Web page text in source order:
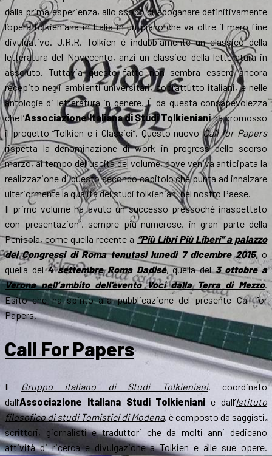
dalla prima esperienza, allo scopo di sdoganare definitivamente
l’opera tolkieniana in Italia in un piano che va oltre il mero fine
divulgativo. J.R.R. Tolkien è indubbiamente un classico della
letteratura del Novecento, anzi un classico della letteratura in
assoluto. Tuttavia questo fatto non sembra essere ancora
recepito negli ambienti universitari, soprattutto italiani, e nelle
antologie di letteratura in genere. È da questa consapevolezza
che l’Associazione Italiana di Studi Tolkienianiha promosso
il progetto “Tolkien e i Classici”. Questo nuovoCall for Papers
rispetta la denominazione di work in progress dello scorso
marzo, ai tempo dell’uscita del volume, dove veniva anticipata la
realizzazione di questo secondo capitolo che punta ad innalzare
ulteriormente la qualità dei studi tolkieniani nel nostro Paese.
Il primo volume ha avuto un successo pressoché inaspettato
con presentazioni, sempre più numerose, in gran parte della
Penisola, come quella recente a “Più Libri Più Liberi” a palazzo
dei Congressi di Roma tenutasi lunedì 7 dicembre 2015, o
quella del4 settembre Roma Dadisé, quella del3 ottobre a
Verona nell’ambito dell’evento Voci dalla Terra di Mezzo.
Esito che ha spinto alla pubblicazione del presente Call for
Papers.
Call For Papers
Il Gruppo italiano di Studi Tolkieniani, coordinato
dall’Associazione Italiana Studi Tolkieniani e dall’Istituto
filosofico di studi Tomistici di Modena, è composto da saggisti,
scrittori, giornalisti e traduttori che da molti anni dedicano
attività di ricerca e divulgazione a Tolkien e alle sue opere.